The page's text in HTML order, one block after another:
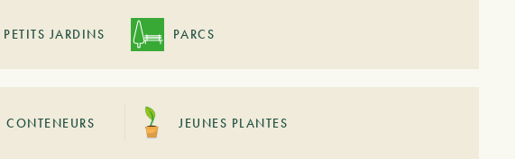
PETITS JARDINS PARCS
CONTENEURS JEUNES PLANTES